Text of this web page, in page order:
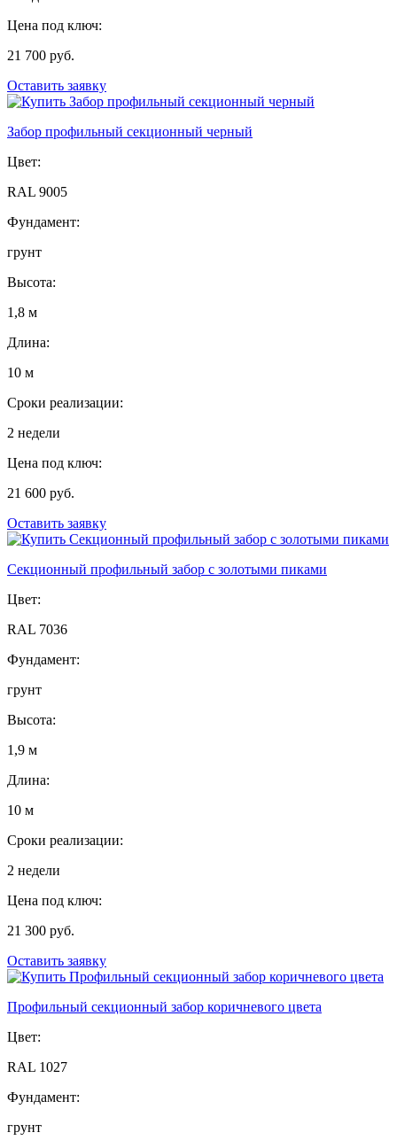
Цена под ключ:
21 700 руб.
Оставить заявку
Забор профильный секционный черный
Цвет:
RAL 9005
Фундамент:
грунт
Высота:
1,8 м
Длина:
10 м
Сроки реализации:
2 недели
Цена под ключ:
21 600 руб.
Оставить заявку
Секционный профильный забор с золотыми пиками
Цвет:
RAL 7036
Фундамент:
грунт
Высота:
1,9 м
Длина:
10 м
Сроки реализации:
2 недели
Цена под ключ:
21 300 руб.
Оставить заявку
Профильный секционный забор коричневого цвета
Цвет:
RAL 1027
Фундамент:
грунт